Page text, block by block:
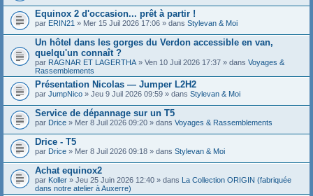
Equinox 2 d'occasion... prêt à partir !
par ERIN21 » Mer 15 Juil 2026 17:06 » dans Stylevan & Moi
Un hôtel dans les gorges du Verdon accessible en van,
quelqu'un connaît ?
par RAGNAR ET LAGERTHA » Ven 10 Juil 2026 17:37 » dans Voyages &
Rassemblements
Présentation Nicolas — Jumper L2H2
par JumpNico » Jeu 9 Juil 2026 09:59 » dans Stylevan & Moi
Service de dépannage sur un T5
par Drice » Mer 8 Juil 2026 09:20 » dans Voyages & Rassemblements
Drice - T5
par Drice » Mer 8 Juil 2026 09:18 » dans Stylevan & Moi
Achat equinox2
par Koller » Jeu 25 Juin 2026 12:40 » dans La Collection ORIGIN (fabriquée
dans notre atelier à Auxerre)